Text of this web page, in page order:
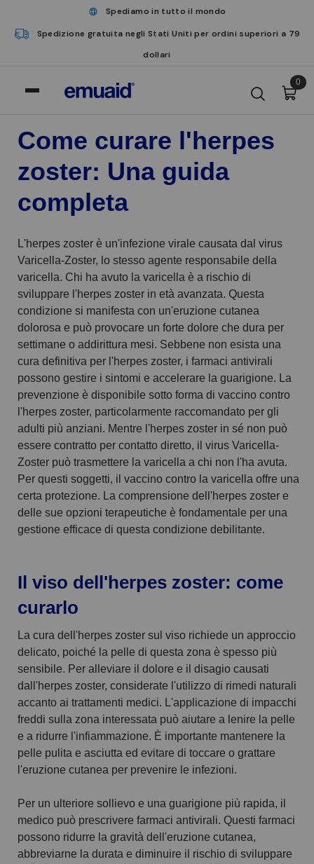
Spediamo in tutto il mondo
Spedizione gratuita negli Stati Uniti per ordini superiori a 79
dollari
0
Come curare l'herpes
zoster: Una guida
completa
L'herpes zoster è un'infezione virale causata dal virus
Varicella-Zoster, lo stesso agente responsabile della
varicella. Chi ha avuto la varicella è a rischio di
sviluppare l'herpes zoster in età avanzata. Questa
condizione si manifesta con un'eruzione cutanea
dolorosa e può provocare un forte dolore che dura per
settimane o addirittura mesi. Sebbene non esista una
cura definitiva per l'herpes zoster, i farmaci antivirali
possono gestire i sintomi e accelerare la guarigione. La
prevenzione è disponibile sotto forma di vaccino contro
l'herpes zoster, particolarmente raccomandato per gli
adulti più anziani. Mentre l'herpes zoster in sé non può
essere contratto per contatto diretto, il virus Varicella-
Zoster può trasmettere la varicella a chi non l'ha avuta.
Per questi soggetti, il vaccino contro la varicella offre una
certa protezione. La comprensione dell'herpes zoster e
delle sue opzioni terapeutiche è fondamentale per una
gestione efficace di questa condizione debilitante.
Il viso dell'herpes zoster: come
curarlo
La cura dell'herpes zoster sul viso richiede un approccio
delicato, poiché la pelle di questa zona è spesso più
sensibile. Per alleviare il dolore e il disagio causati
dall'herpes zoster, considerate l'utilizzo di rimedi naturali
accanto ai trattamenti medici. L'applicazione di impacchi
freddi sulla zona interessata può aiutare a lenire la pelle
e a ridurre l'infiammazione. È importante mantenere la
pelle pulita e asciutta ed evitare di toccare o grattare
l'eruzione cutanea per prevenire le infezioni.
Per un ulteriore sollievo e una guarigione più rapida, il
medico può prescrivere farmaci antivirali. Questi farmaci
possono ridurre la gravità dell'eruzione cutanea,
abbreviarne la durata e diminuire il rischio di sviluppare